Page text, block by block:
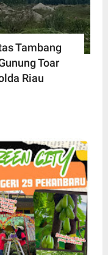
Tambang
Toar
Riau